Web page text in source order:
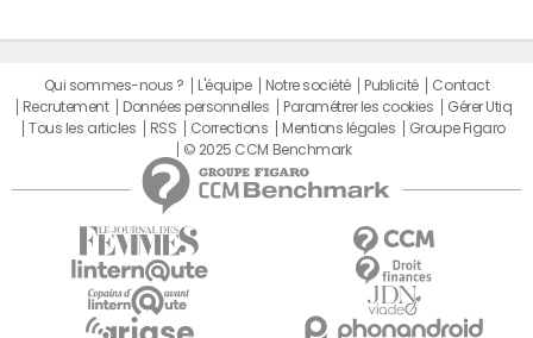
Qui sommes-nous ? L'équipe Notre société Publicité
Contact
Recrutement
Données personnelles Paramétrer les cookies
Gérer Utiq
Tous les articles
RSS Corrections Mentions légales
Groupe Figaro
© 2025 CCM Benchmark